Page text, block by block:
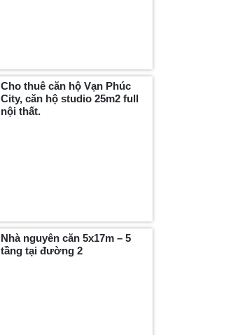
Cho thuê căn hộ Vạn Phúc
City, căn hộ studio 25m2 full
nội thất.
Nhà nguyên căn 5x17m – 5
tầng tại đường 2